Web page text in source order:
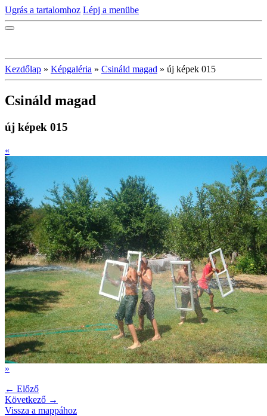
Ugrás a tartalomhoz Lépj a menübe
Kezdőlap » Képgaléria » Csináld magad » új képek 015
Csináld magad
új képek 015
«
»
← Előző
Következő →
Vissza a mappához